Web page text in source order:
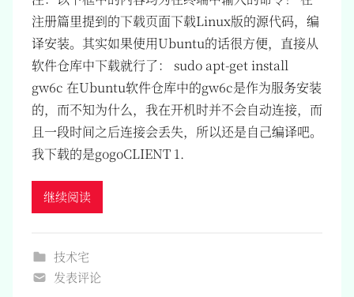
注册篇里提到的下载页面下载Linux版的源代码，编
译安装。其实如果使用Ubuntu的话很方便，直接从
软件仓库中下载就行了： sudo apt-get install
gw6c 在Ubuntu软件仓库中的gw6c是作为服务安装
的，而不知为什么，我在开机时并不会自动连接，而
且一段时间之后连接会丢失，所以还是自己编译吧。
我下载的是gogoCLIENT 1.
继续阅读
技术宅
发表评论